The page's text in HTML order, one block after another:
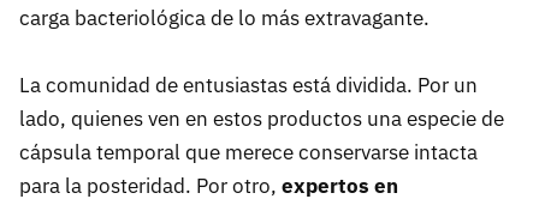
carga bacteriológica de lo más extravagante.
La comunidad de entusiastas está dividida. Por un
lado, quienes ven en estos productos una especie de
cápsula temporal que merece conservarse intacta
para la posteridad. Por otro, expertos en